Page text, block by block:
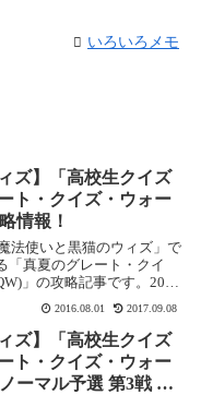
いろいろメモ
ズ】「高校生クイズ
ト・クイズ・ウォー
情報！
魔法使いと黒猫のウィズ」で
「真夏のグレート・クイ
」の攻略記事です。2017
モードが追加になって復刻
。「真夏のグレート・クイ
」遊び方開催期間：2...
2016.08.01 2017.09.08
ズ】「高校生クイズ
ト・クイズ・ウォー
ーマル予選 第3戦 ア